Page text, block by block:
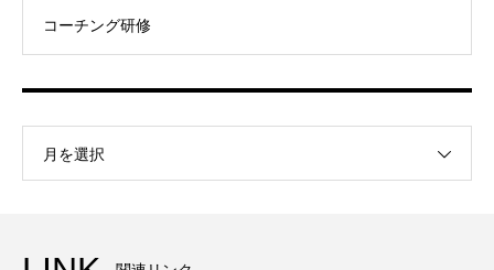
コーチング研修
月を選択